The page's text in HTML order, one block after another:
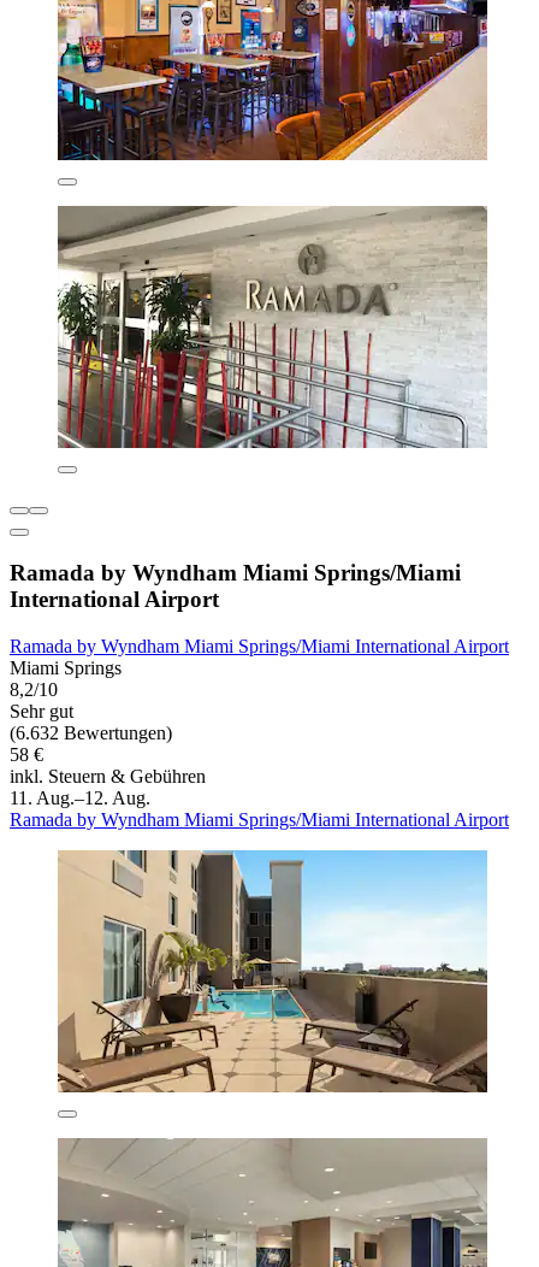
Ramada by Wyndham Miami Springs/Miami
International Airport
Ramada by Wyndham Miami Springs/Miami International Airport
Miami Springs
8,2/10
Sehr gut
(6.632 Bewertungen)
58 €
inkl. Steuern & Gebühren
11. Aug.–12. Aug.
Ramada by Wyndham Miami Springs/Miami International Airport